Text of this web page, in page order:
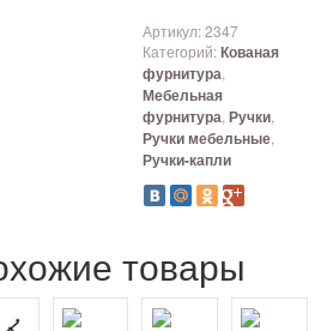
Артикул:2347
Категорий:Кованая
фурнитура,
Мебельная
фурнитура,Ручки,
Ручки мебельные,
Ручки-капли
товары